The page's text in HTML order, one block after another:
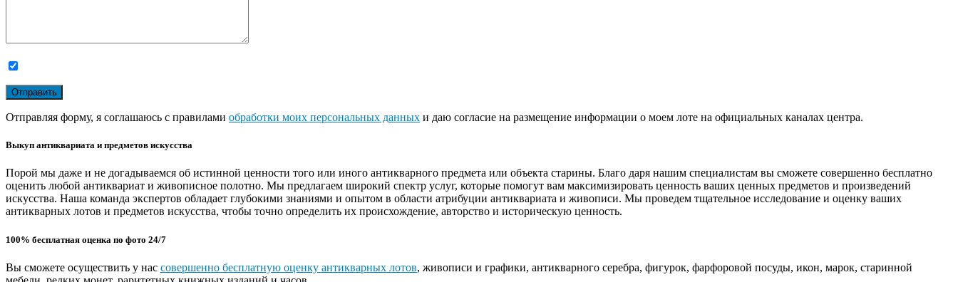
Отправляя форму, я соглашаюсь с правилами обработки моих персональных данных и даю согласие на размещение информации о моем лоте на официальных каналах центра.
Выкуп антиквариата и предметов искусства
Порой мы даже и не догадываемся об истинной ценности того или иного антикварного предмета или объекта старины. Благо даря нашим специалистам вы сможете совершенно бесплатно
оценить любой антиквариат и живописное полотно. Мы предлагаем широкий спектр услуг, которые помогут вам максимизировать ценность ваших ценных предметов и произведений
искусства. Наша команда экспертов обладает глубокими знаниями и опытом в области атрибуции антиквариата и живописи. Мы проведем тщательное исследование и оценку ваших
антикварных лотов и предметов искусства, чтобы точно определить их происхождение, авторство и историческую ценность.
100% бесплатная оценка по фото 24/7
Вы сможете осуществить у нас совершенно бесплатную оценку антикварных лотов, живописи и графики, антикварного серебра, фигурок, фарфоровой посуды, икон, марок, старинной